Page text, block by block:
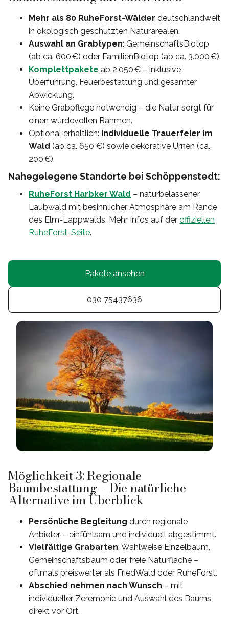
Mehr als 80 RuheForst-Wälder deutschlandweit
in ökologisch geschützten Naturarealen.
Auswahl an Grabtypen: GemeinschaftsBiotop
(ab ca. 600 €) oder FamilienBiotop (ab ca. 3.000 €).
Komplettpakete ab 2.050 € – inklusive
Überführung, Feuerbestattung und gesamter
Abwicklung.
Keine Grabpflege notwendig – die Natur sorgt für
einen würdevollen Rahmen.
Optional erhältlich: individuelle Trauerfeier im
Wald (ab ca. 650 €) sowie dekorative Urnen (ca.
200 €).
Nahegelegene Standorte bei Schöppenstedt:
RuheForst Harbker Wald – naturbelassener
Laubwald mit besinnlicher Atmosphäre am Rande
des Elm-Lappwalds. Mehr Infos auf der offiziellen
RuheForst-Seite.
Pakete ansehen
030 75437636
Möglichkeit 3: Regionale
Baumbestattung – Die natürliche
Alternative im Überblick
Persönliche Begleitung durch regionale
Anbieter – einfühlsam und individuell abgestimmt.
Vielfältige Grabarten: Wahlweise Einzelbaum,
Gemeinschaftsbaum oder freie Naturfläche –
oftmals preiswerter als FriedWald oder RuheForst.
Abschied nehmen nach Wunsch – mit
individueller Zeremonie und Auswahl des Baums
direkt vor Ort.